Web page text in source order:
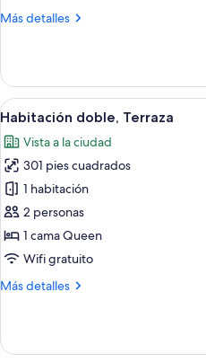
conectadas
Más detalles
Más
triple,
habitaciones
conectadas
Abrir
todas
las
fotos
de
Habitación
doble,
Terraza
5
Habitación doble, Terraza
Vista a la ciudad
301 pies cuadrados
1 habitación
2 personas
1 cama Queen
Wifi gratuito
Más detalles
Más
doble,